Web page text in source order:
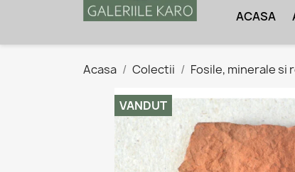
ACASA
Acasa Colectii Fosile, minerale si
VANDUT